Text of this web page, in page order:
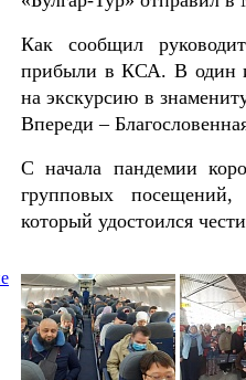
Как сообщил
прибыли в КСА. В один
на экскурсию в
Впереди –
С начала пандемии
групповых посещений,
который удостоился